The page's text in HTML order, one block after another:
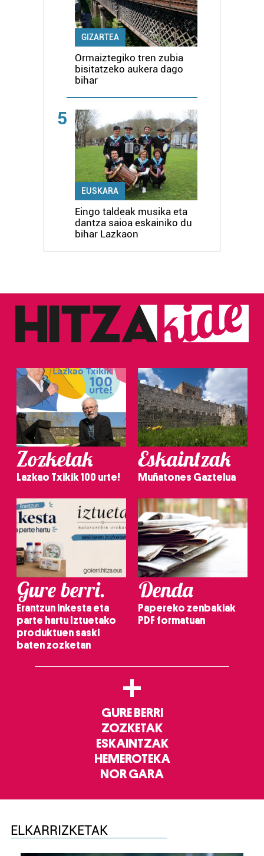
GIZARTEA
Ormaiztegiko tren zubia
bisitatzeko aukera dago
bihar
5
EUSKARA
Eingo taldeak musika eta
dantza saioa eskainiko du
bihar Lazkaon
Zozketak
Lazkao Txikik 100 urte!
Eskaintzak
Muñatones Gaztelua
Gure berri.
Erantzun inkesta eta
parte hartu Iztuetako
produktuen saski
baten zozketan
Denda
Papereko zenbakiak
PDF formatuan
+
GURE BERRI
ZOZKETAK
ESKAINTZAK
HEMEROTEKA
NOR GARA
ELKARRIZKETAK